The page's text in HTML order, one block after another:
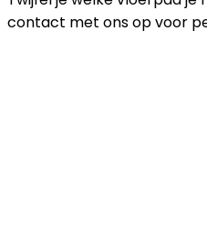
contact met ons op voor